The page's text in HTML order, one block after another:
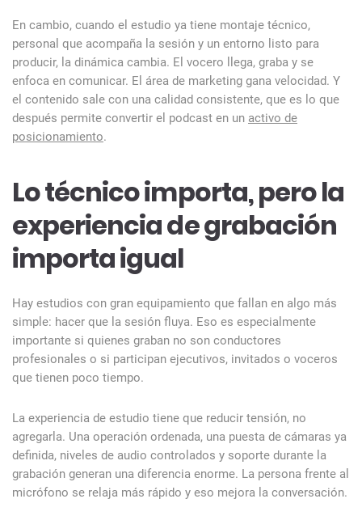
En cambio, cuando el estudio ya tiene montaje técnico,
personal que acompaña la sesión y un entorno listo para
producir, la dinámica cambia. El vocero llega, graba y se
enfoca en comunicar. El área de marketing gana velocidad. Y
el contenido sale con una calidad consistente, que es lo que
después permite convertir el podcast en un activo de
posicionamiento.
Lo técnico importa, pero la
experiencia de grabación
importa igual
Hay estudios con gran equipamiento que fallan en algo más
simple: hacer que la sesión fluya. Eso es especialmente
importante si quienes graban no son conductores
profesionales o si participan ejecutivos, invitados o voceros
que tienen poco tiempo.
La experiencia de estudio tiene que reducir tensión, no
agregarla. Una operación ordenada, una puesta de cámaras ya
definida, niveles de audio controlados y soporte durante la
grabación generan una diferencia enorme. La persona frente al
micrófono se relaja más rápido y eso mejora la conversación.